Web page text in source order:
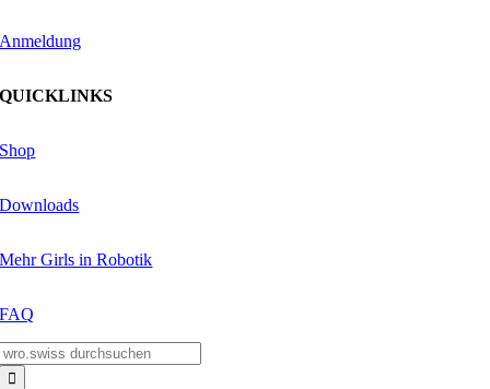
Anmeldung
QUICKLINKS
Shop
Downloads
Mehr Girls in Robotik
FAQ